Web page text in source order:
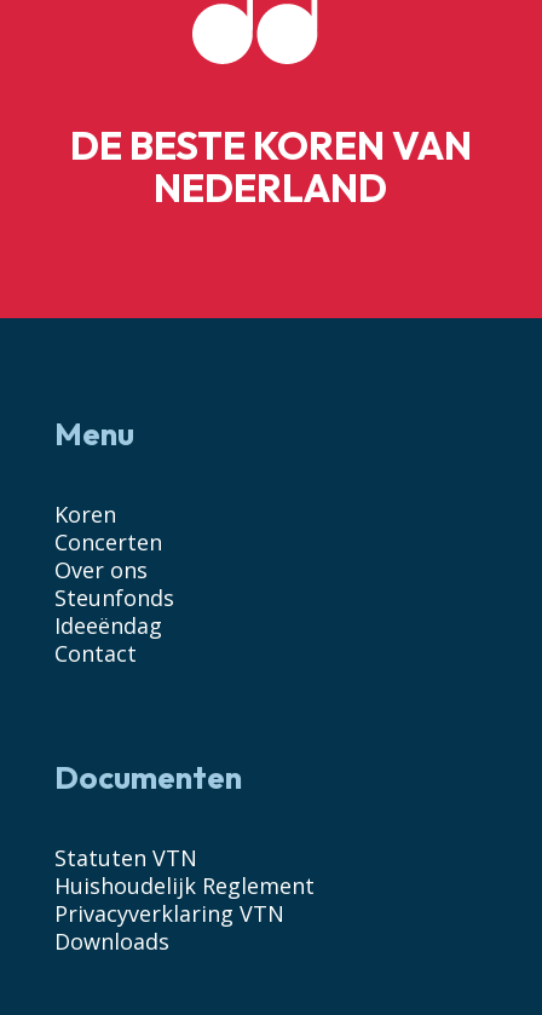
DE BESTE KOREN VAN
NEDERLAND
Menu
Koren
Concerten
Over ons
Steunfonds
Ideeëndag
Contact
Documenten
Statuten VTN
Huishoudelijk Reglement
Privacyverklaring VTN
Downloads